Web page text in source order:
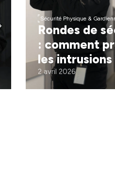
Sécurité Physique &
Rondes de
: comment
les intrusions
2 avril 2026